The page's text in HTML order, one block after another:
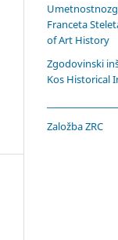
Franceta
of Art History
Zgodovinski
Kos Historical
Založba ZRC